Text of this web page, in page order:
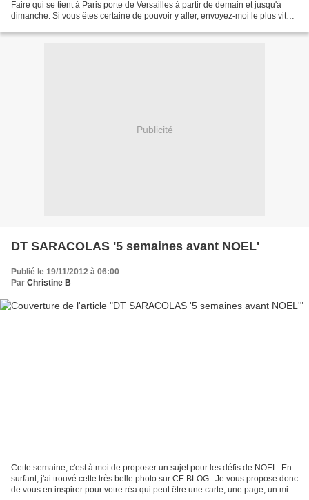
Faire qui se tient à Paris porte de Versailles à partir de demain et jusqu'à
dimanche. Si vous êtes certaine de pouvoir y aller, envoyez-moi le plus vite
Publicité
DT SARACOLAS '5 semaines avant NOEL'
Publié le 19/11/2012 à 06:00
Par Christine B
Cette semaine, c'est à moi de proposer un sujet pour les défis de NOEL. En
surfant, j'ai trouvé cette très belle photo sur CE BLOG : Je vous propose donc
de vous en inspirer pour votre réa qui peut être une carte, une page, un mini